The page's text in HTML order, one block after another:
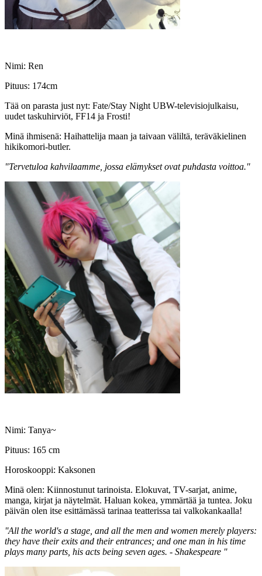
Nimi: Ren
Pituus: 174cm
Tää on parasta just nyt: Fate/Stay Night UBW-televisiojulkaisu,
uudet taskuhirviöt, FF14 ja Frosti!
Minä ihmisenä: Haihattelija maan ja taivaan väliltä, teräväkielinen
hikikomori-butler.
"Tervetuloa kahvilaamme, jossa elämykset ovat puhdasta voittoa."
Nimi: Tanya~
Pituus: 165 cm
Horoskooppi: Kaksonen
Minä olen: Kiinnostunut tarinoista. Elokuvat, TV-sarjat, anime,
manga, kirjat ja näytelmät. Haluan kokea, ymmärtää ja tuntea. Joku
päivän olen itse esittämässä tarinaa teatterissa tai valkokankaalla!
''All the world's a stage, and all the men and women merely players:
they have their exits and their entrances; and one man in his time
plays many parts, his acts being seven ages. - Shakespeare ''